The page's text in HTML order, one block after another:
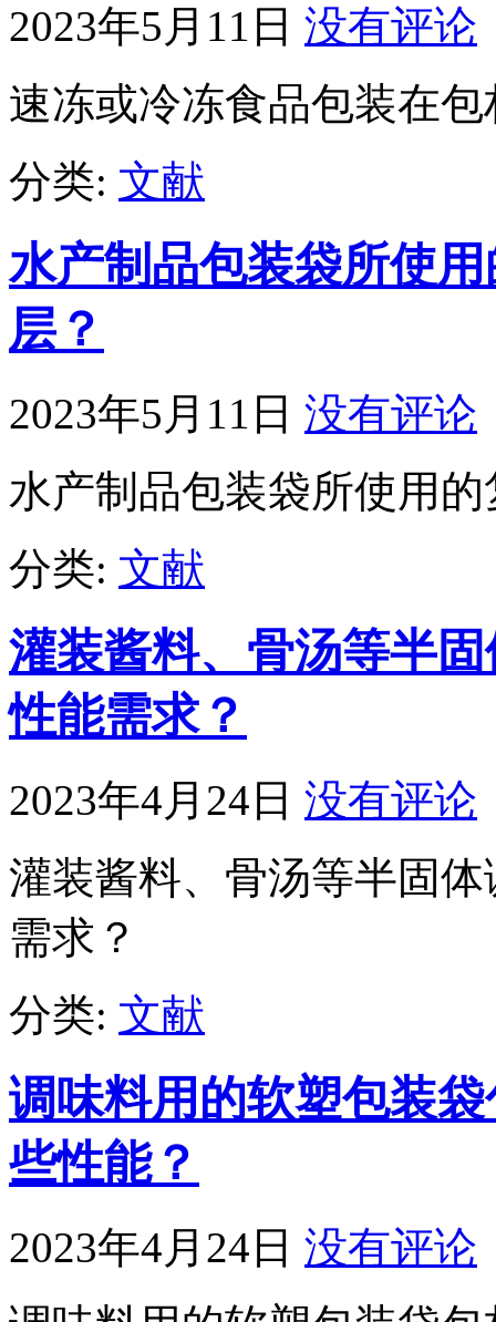
2023年5月11日 没有评论
速冻或冷冻食品包装在
分类: 文献
水产制品包装袋所使
层？
2023年5月11日 没有评论
水产制品包装袋所使用
分类: 文献
灌装酱料、骨汤等半
性能需求？
2023年4月24日 没有评论
灌装酱料、骨汤等半固
需求？
分类: 文献
调味料用的软塑包装
些性能？
2023年4月24日 没有评论